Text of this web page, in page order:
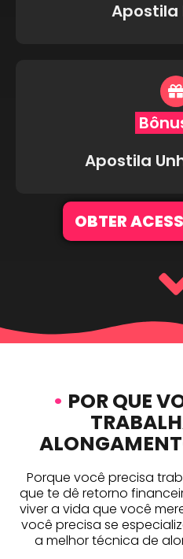
Apostila
Apostila
OBTER
• POR QUE
Porque você precisa
que te dê retorno
viver a vida que você
você precisa se
a melhor técnica de